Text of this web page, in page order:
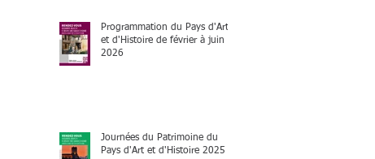
Programmation du Pays d'Art
et d'Histoire de février à juin
2026
Journées du Patrimoine du
Pays d'Art et d'Histoire 2025